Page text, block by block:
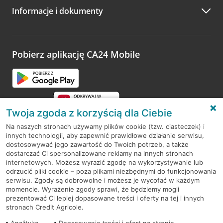
Zachęcamy do podzielenia się z nami opinią o wizycie.
opinie.
Informacje i dokumenty
Pobierz aplikację CA24 Mobile
RODO
Regulamin serwisu
Mapa serwisu
PolitykaCookies
Twoja zgoda z korzyścią dla Ciebie
Na naszych stronach używamy plików cookie (tzw. ciasteczek) i
innych technologii, aby zapewnić prawidłowe działanie serwisu,
dostosowywać jego zawartość do Twoich potrzeb, a także
dostarczać Ci spersonalizowane reklamy na innych stronach
internetowych. Możesz wyrazić zgodę na wykorzystywanie lub
odrzucić pliki cookie – poza plikami niezbędnymi do funkcjonowania
serwisu. Zgody są dobrowolne i możesz je wycofać w każdym
momencie. Wyrażenie zgody sprawi, że będziemy mogli
prezentować Ci lepiej dopasowane treści i oferty na tej i innych
stronach Credit Agricole.